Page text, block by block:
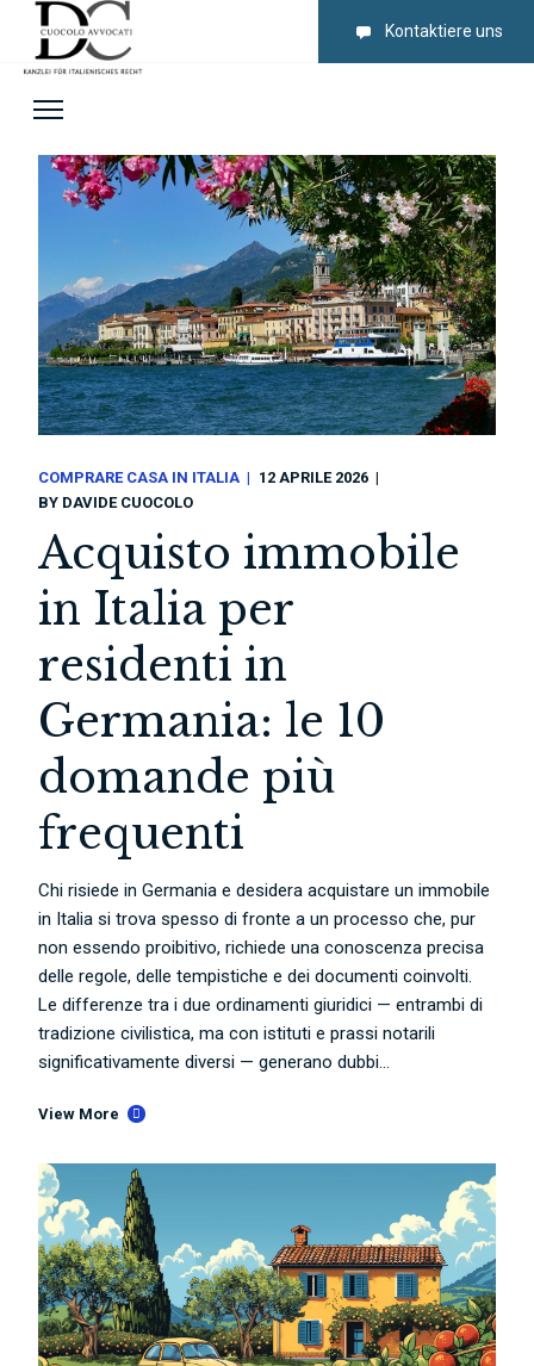
Kontaktiere uns
COMPRARE CASA IN ITALIA
12 APRILE 2026
BY DAVIDE CUOCOLO
Acquisto immobile
in Italia per
residenti in
Germania: le 10
domande più
frequenti
Chi risiede in Germania e desidera acquistare un immobile
in Italia si trova spesso di fronte a un processo che, pur
non essendo proibitivo, richiede una conoscenza precisa
delle regole, delle tempistiche e dei documenti coinvolti.
Le differenze tra i due ordinamenti giuridici — entrambi di
tradizione civilistica, ma con istituti e prassi notarili
significativamente diversi — generano dubbi...
View More